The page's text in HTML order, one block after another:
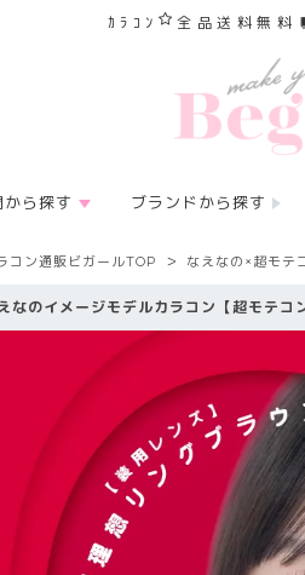
ｶﾗｺﾝ 全品送料無料
ら探す ブランドから探す
コン通販ビガールTOP なえなの×超モテ
なのイメージモデルカラコン【超モ